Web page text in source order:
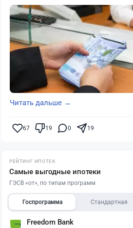
Читать дальше →
67 19 0 19
РЕЙТИНГ ИПОТЕК
Самые выгодные ипотеки
ГЭСВ «от», по типам программ
Госпрограмма Стандартная
Freedom Bank